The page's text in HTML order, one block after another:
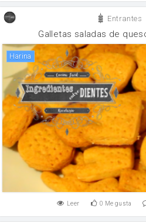
Entrantes
Galletas saladas de
harina
Leer 0 Me gusta